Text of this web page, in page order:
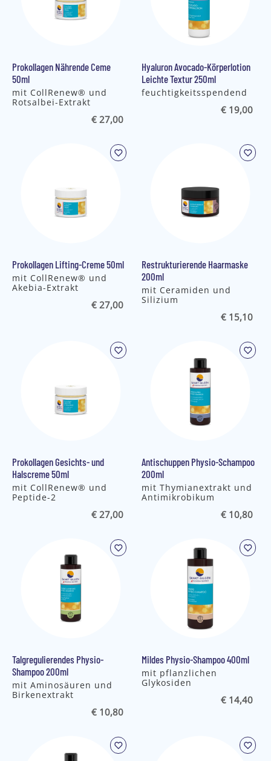
Prokollagen Nährende Ceme
50ml
mit CollRenew® und
Rotsalbei-Extrakt
€ 27,00
Hyaluron Avocado-Körperlotion
Leichte Textur 250ml
feuchtigkeitsspendend
€ 19,00
Prokollagen Lifting-Creme 50ml
mit CollRenew® und
Akebia-Extrakt
€ 27,00
Restrukturierende Haarmaske
200ml
mit Ceramiden und
Silizium
€ 15,10
Prokollagen Gesichts- und
Halscreme 50ml
mit CollRenew® und
Peptide-2
€ 27,00
Antischuppen Physio-Schampoo
200ml
mit Thymianextrakt und
Antimikrobikum
€ 10,80
Talgregulierendes Physio-
Shampoo 200ml
mit Aminosäuren und
Birkenextrakt
€ 10,80
Mildes Physio-Shampoo 400ml
mit pflanzlichen
Glykosiden
€ 14,40